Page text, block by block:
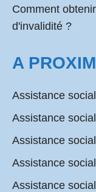
Comment
d'invalidité ?
A
Assistance
Assistance
Assistance
Assistance
Assistance